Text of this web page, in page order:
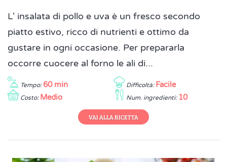
L' insalata di pollo e uva è un fresco secondo
piatto estivo, ricco di nutrienti e ottimo da
gustare in ogni occasione. Per prepararla
occorre cuocere al forno le ali di...
Tempo: 60 min Difficoltà: Facile
Costo: Medio Num. ingredienti: 10
VAI ALLA RICETTA